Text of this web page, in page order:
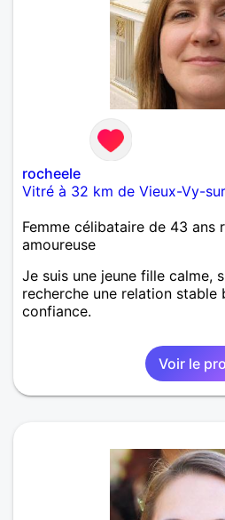
rocheele
Vitré à 32 km de Vieux-Vy-
Femme célibataire de 43 ans
amoureuse
Je suis une jeune fille calme,
recherche une relation stable
confiance.
Voir le